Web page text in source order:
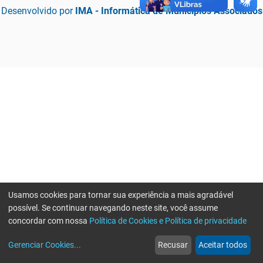
Desenvolvido por IMA - Informática de Municípios Associados
web
Notícias
more_horiz
Mais
Usamos cookies para tornar sua experiência a mais agradável
possível. Se continuar navegando neste site, você assume
concordar com nossa Política de Cookies e Política de privacidade
Gerenciar Cookies... Recusar Aceitar todos
Erro ao enviar informações, por favor tente novamente